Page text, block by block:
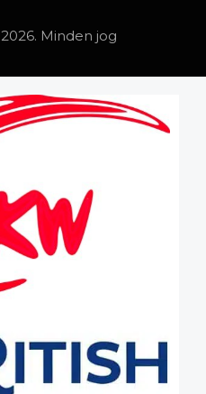
2026. Minden jog